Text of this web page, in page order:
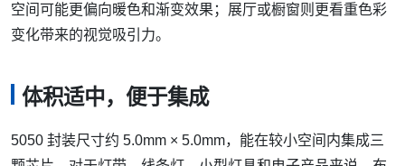
空间可能更偏向暖色和渐变效果；展厅或橱窗则更看重色彩
变化带来的视觉吸引力。
体积适中，便于集成
5050 封装尺寸约 5.0mm × 5.0mm，能在较小空间内集成三